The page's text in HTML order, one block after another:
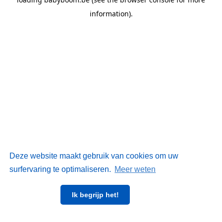
Deze website maakt gebruik van cookies om uw
surfervaring te optimaliseren. Meer weten
Ik begrijp het!
information).